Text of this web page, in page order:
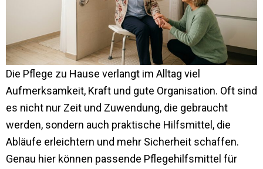
Die Pflege zu Hause verlangt im Alltag viel
Aufmerksamkeit, Kraft und gute Organisation. Oft sind
es nicht nur Zeit und Zuwendung, die gebraucht
werden, sondern auch praktische Hilfsmittel, die
Abläufe erleichtern und mehr Sicherheit schaffen.
Genau hier können passende Pflegehilfsmittel für